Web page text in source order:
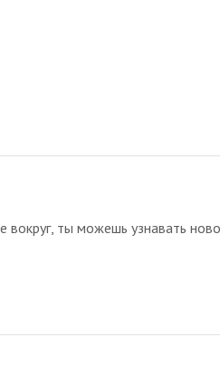
вокруг, ты можешь узнавать